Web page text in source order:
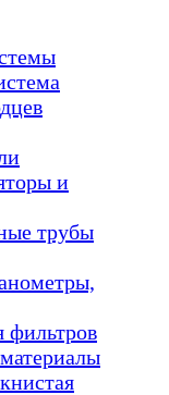
и
трубы
фильтров